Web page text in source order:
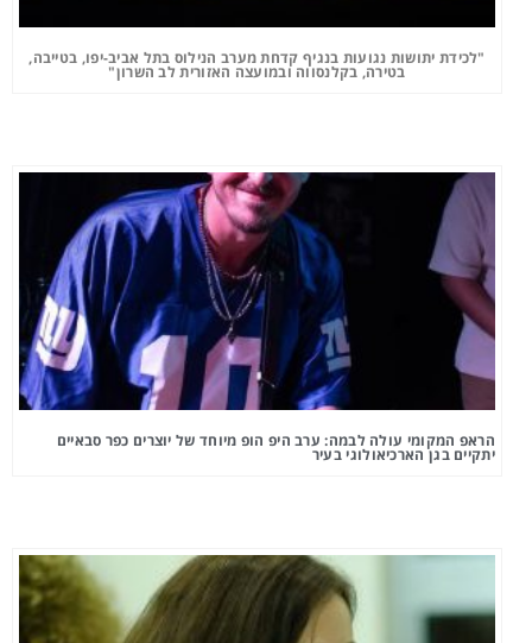
"לכידת יתושות נגועות בנגיף קדחת מערב הנילוס בתל אביב-יפו, בטייבה,
בטירה, בקלנסווה ובמועצה האזורית לב השרון"
הראפ המקומי עולה לבמה: ערב היפ הופ מיוחד של יוצרים כפר סבאיים
יתקיים בגן הארכיאולוגי בעיר